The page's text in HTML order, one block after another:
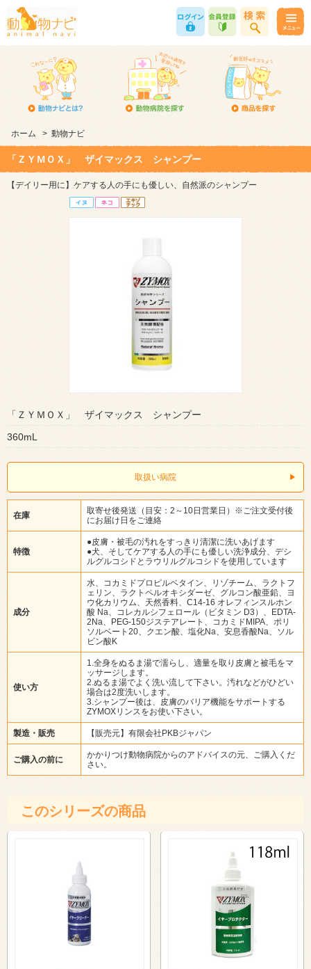
ホーム > 動物ナビ
「ＺＹＭＯＸ」 ザイマックス シャンプー
【デイリー用に】ケアする人の手にも優しい、自然派のシャンプー
「ＺＹＭＯＸ」 ザイマックス シャンプー
360mL
取扱い病院
在庫
取寄せ後発送（目安：2～10日営業日）※ご注文受付後
にお届け日をご連絡
特徴
●皮膚・被毛の汚れをすっきり清潔に洗いあげます
●犬、そしてケアする人の手にも優しい洗浄成分、デシ
ルグルコシドとラウリルグルコシドを使用しています
成分
水、コカミドプロピルベタイン、リゾチーム、ラクトフ
ェリン、ラクトペルオキシダーゼ、グルコン酸亜鉛、ヨ
ウ化カリウム、天然香料、C14-16 オレフィンスルホン
酸 Na、コレカルシフェロール（ビタミン D3）、EDTA-
2Na、PEG-150ジステアレート、コカミドMIPA、ポリ
ソルベート20、クエン酸、塩化Na、安息香酸Na、ソル
ビン酸K
使い方
1.全身をぬるま湯で濡らし、適量を取り皮膚と被毛をマ
ッサージします。
2.ぬるま湯でよく洗い流して下さい。汚れなどがひどい
場合は2度洗いします。
3.シャンプー後は、皮膚のバリア機能をサポートする
ZYMOXリンスをお使い下さい。
製造・販売 【販売元】有限会社PKBジャパン
ご購入の前に
かかりつけ動物病院からのアドバイスの元、ご購入くだ
さい。
このシリーズの商品